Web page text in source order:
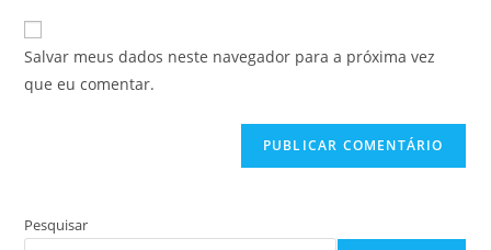
para
comentar
mail
para
comentar
URL
do
site
Salvar meus dados neste navegador para a próxima vez
que eu comentar.
Pesquisar